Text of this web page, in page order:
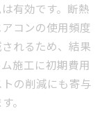
有効です。断熱
コンの使用頻度
れるため、結果
施工に初期費用
の削減にも寄与
。